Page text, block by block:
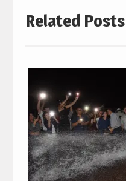
Related Posts